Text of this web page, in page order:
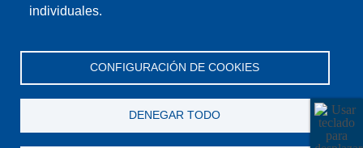
individuales.
CONFIGURACIÓN DE COOKIES
DENEGAR TODO